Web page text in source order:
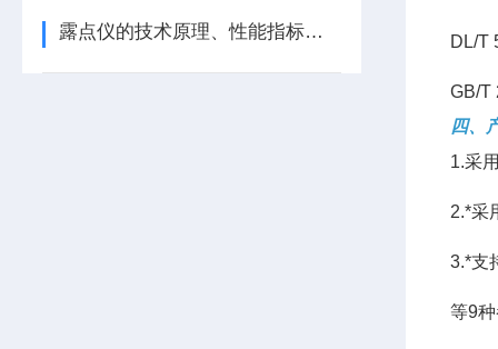
露点仪的技术原理、性能指标及行业应用/蓝景科技 DL/T
GB/T
四、
1.采
2.*采
3.*支
等9